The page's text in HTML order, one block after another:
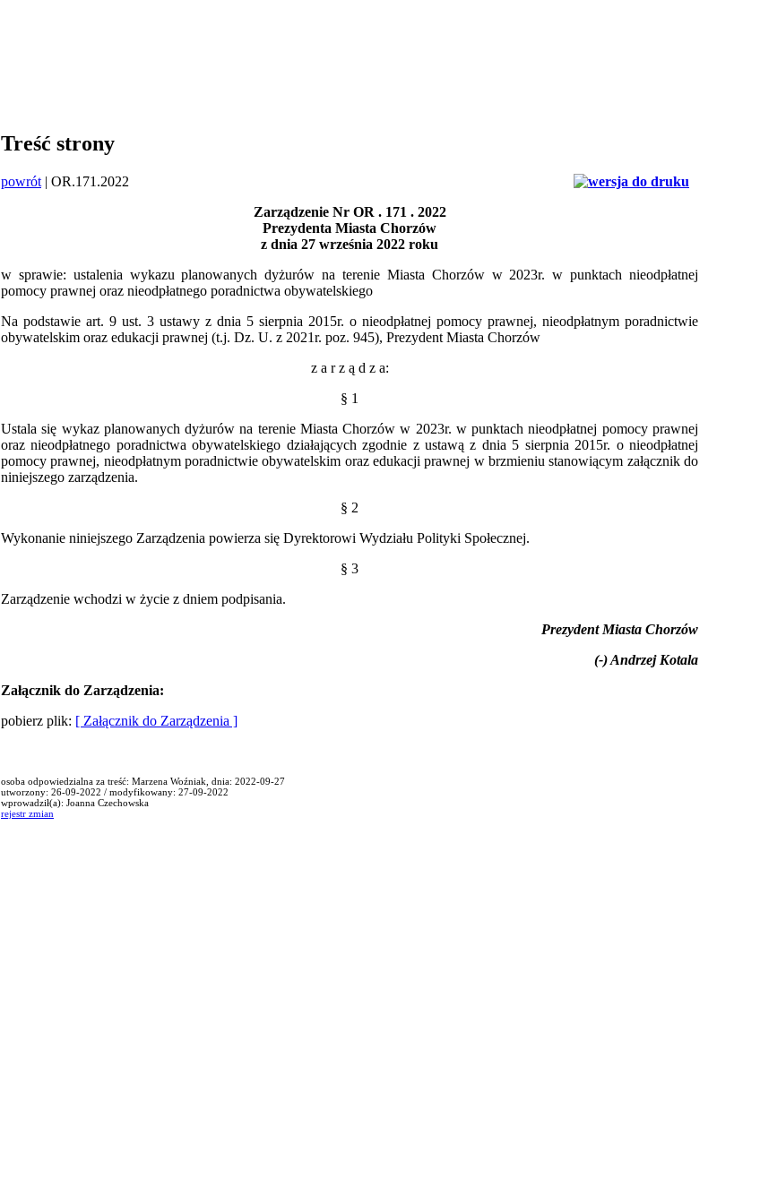
Treść strony
powrót | OR.171.2022
Zarządzenie Nr OR . 171 . 2022
Prezydenta Miasta Chorzów
z dnia 27 września 2022 roku
w sprawie: ustalenia wykazu planowanych dyżurów na terenie Miasta Chorzów w 2023r. w punktach nieodpłatnej
pomocy prawnej oraz nieodpłatnego poradnictwa obywatelskiego
Na podstawie art. 9 ust. 3 ustawy z dnia 5 sierpnia 2015r. o nieodpłatnej pomocy prawnej, nieodpłatnym poradnictwie
obywatelskim oraz edukacji prawnej (t.j. Dz. U. z 2021r. poz. 945), Prezydent Miasta Chorzów
z a r z ą d z a:
§ 1
Ustala się wykaz planowanych dyżurów na terenie Miasta Chorzów w 2023r. w punktach nieodpłatnej pomocy prawnej
oraz nieodpłatnego poradnictwa obywatelskiego działających zgodnie z ustawą z dnia 5 sierpnia 2015r. o nieodpłatnej
pomocy prawnej, nieodpłatnym poradnictwie obywatelskim oraz edukacji prawnej w brzmieniu stanowiącym załącznik do
niniejszego zarządzenia.
§ 2
Wykonanie niniejszego Zarządzenia powierza się Dyrektorowi Wydziału Polityki Społecznej.
§ 3
Zarządzenie wchodzi w życie z dniem podpisania.
Prezydent Miasta Chorzów
(-) Andrzej Kotala
Załącznik do Zarządzenia:
pobierz plik: [ Załącznik do Zarządzenia ]
osoba odpowiedzialna za treść: Marzena Woźniak, dnia: 2022-09-27
utworzony: 26-09-2022 / modyfikowany: 27-09-2022
wprowadził(a): Joanna Czechowska
rejestr zmian